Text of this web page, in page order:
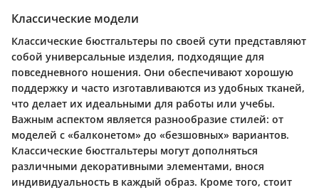
Классические модели
Классические бюстгальтеры по своей сути представляют
собой универсальные изделия, подходящие для
повседневного ношения. Они обеспечивают хорошую
поддержку и часто изготавливаются из удобных тканей,
что делает их идеальными для работы или учебы.
Важным аспектом является разнообразие стилей: от
моделей с «балконетом» до «безшовных» вариантов.
Классические бюстгальтеры могут дополняться
различными декоративными элементами, внося
индивидуальность в каждый образ. Кроме того, стоит